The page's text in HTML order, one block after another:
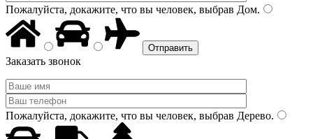
Пожалуйста, докажите, что вы человек, выбрав Дом.
Заказать звонок
Пожалуйста, докажите, что вы человек, выбрав Дерево.